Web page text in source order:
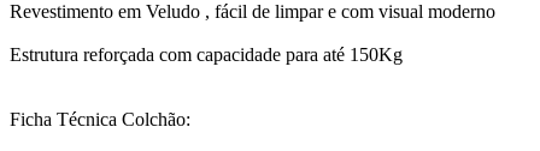
Revestimento em Veludo , fácil de limpar e com visual moderno
Estrutura reforçada com capacidade para até 150Kg
Ficha Técnica Colchão: